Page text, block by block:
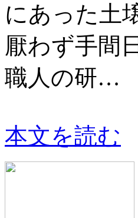
にあった土
厭わず手間
職人の研…
本文を読む